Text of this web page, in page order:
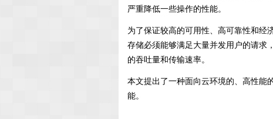
严重降低一些操作的性能。
为了保证较高的可用性、高可靠性和经
存储必须能够满足大量并发用户的请求
的吞吐量和传输速率。
本文提出了一种面向云环境的、高性能
能。